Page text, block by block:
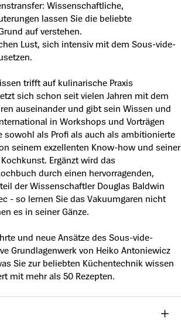
Wissenschaftliche,
lassen Sie die beliebte
auf verstehen.
Lust, sich intensiv mit dem Sous-vide-
trifft auf kulinarische Praxis
sich schon seit vielen Jahren mit dem
auseinander und gibt sein Wissen und
in Workshops und Vorträgen
sowohl als Profi als auch als ambitionierte
seinem exzellenten Know-how und seiner
Ergänzt wird das
durch einen hervorragenden,
der Wissenschaftler Douglas Baldwin
- so lernen Sie das Vakuumgaren nicht
es in seiner Gänze.
und neue Ansätze des Sous-vide-
Grundlagenwerk von Heiko Antoniewicz
Sie zur beliebten Küchentechnik wissen
mit mehr als 50 Rezepten.